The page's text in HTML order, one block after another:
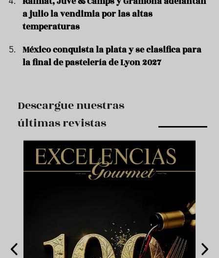
a julio la vendimia por las altas
temperaturas
México conquista la plata y se clasifica para
la final de pastelería de Lyon 2027
Descargue nuestras
últimas revistas